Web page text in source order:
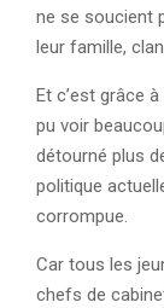
ne se soucient
leur famille,
Et c’est grâce
pu voir
détourné plus
politique
corrompue.
Car tous les
chefs de